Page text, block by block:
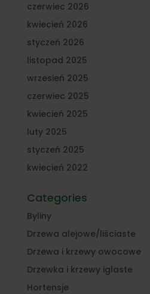
czerwiec 2026
kwiecień 2026
styczeń 2026
listopad 2025
wrzesień 2025
czerwiec 2025
kwiecień 2025
luty 2025
styczeń 2025
kwiecień 2022
Categories
Byliny
Drzewa alejowe/liściaste
Drzewa i krzewy owocowe
Drzewka i krzewy iglaste
Hortensje